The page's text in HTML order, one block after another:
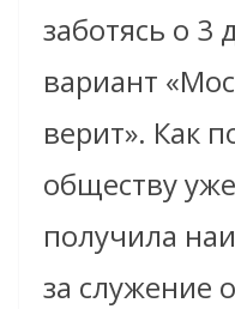
заботясь о 3
вариант
верит». Как
обществу
получила
за служение